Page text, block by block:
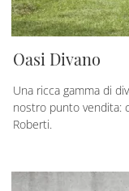
Oasi Divano
Una ricca gamma di
nostro punto vendita:
Roberti.